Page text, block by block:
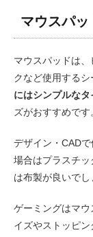
マウスパ
マウスパッドは
クなど使用するシ
にはシンプルなタ
ズがおすすめです
デザイン・CAD
場合はプラスチ
は布製が良いでし
ゲーミングはマ
イズやストッピ